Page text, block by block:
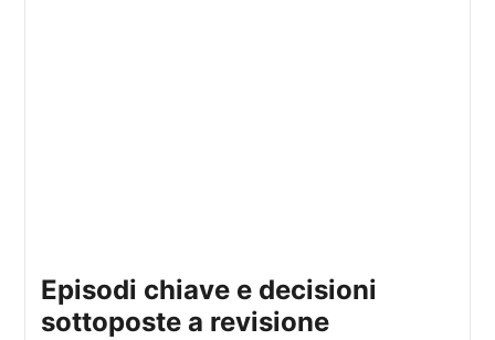
episodi chiave e decisioni
sottoposte a revisione